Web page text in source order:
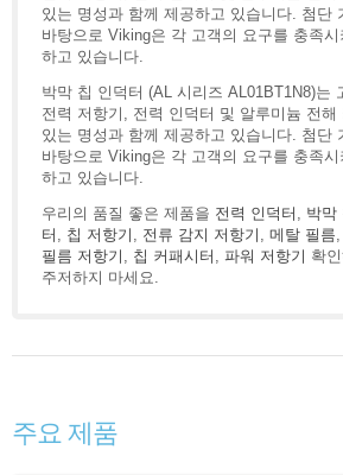
있는 명성과 함께 제공하고 있습니다. 첨단
바탕으로 Viking은 각 고객의 요구를 충족
하고 있습니다.
박막 칩 인덕터 (AL 시리즈 AL01BT1N8)는
전력 저항기, 전력 인덕터 및 알루미늄 전해
있는 명성과 함께 제공하고 있습니다. 첨단
바탕으로 Viking은 각 고객의 요구를 충족
하고 있습니다.
우리의 품질 좋은 제품을 전력 인덕터 , 박막
터 , 칩 저항기 , 전류 감지 저항기 , 메탈 필름,
필름 저항기 , 칩 커패시터 , 파워 저항기 확
주저하지 마세요.
주요 제품